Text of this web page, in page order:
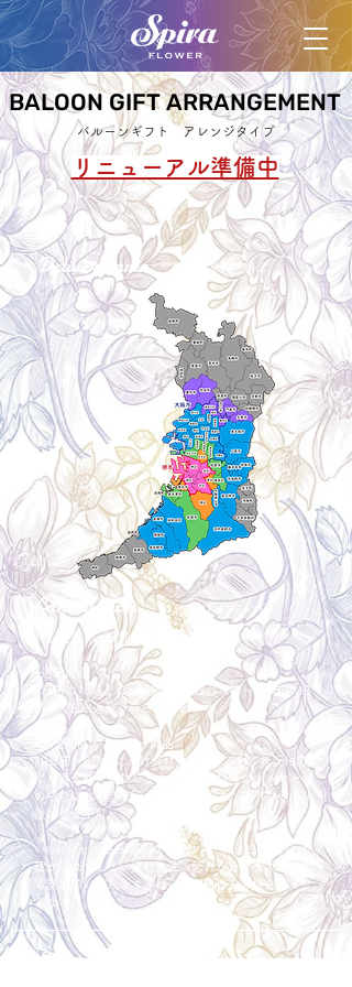
BALOON GIFT ARRANGEMENT
BALOON GIFT ARRANGEMENT
バルーンギフト アレンジタイプ
リニューアル準備中
Delivery aria配送エリア・料金
Cancellation キャンセルについて
＜配送費＞ 全額返金。
​◎通常商品
5日前の18時まで全額返金。4日目以降〜2日前の18
時まで50%返金。前日は返金不可。
◎大型商品・オーダー商品
10日前〜5日前にかけ資材発注をする為、状況に応
じて返金額が変動します。10日前以降のキャンセル
の場合はお電話で頂きたく存じます。 制作スタート
後は返金不可。
※キャンセル期日間近の場合はメール、LINEでは確
認が遅れてしまい資材発注の恐れがありますのでお
電話お願い致します。振込手数料はお客様負担とな
ります。
Spira Flower